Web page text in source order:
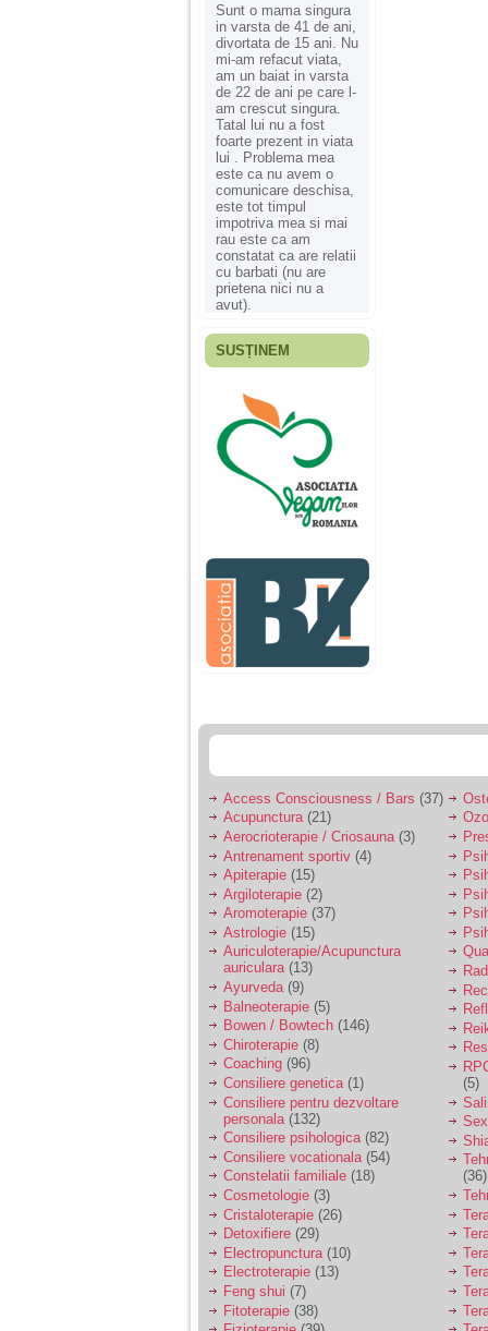
Sunt o mama singura
in varsta de 41 de ani,
divortata de 15 ani. Nu
mi-am refacut viata,
am un baiat in varsta
de 22 de ani pe care l-
am crescut singura.
Tatal lui nu a fost
foarte prezent in viata
lui . Problema mea
este ca nu avem o
comunicare deschisa,
este tot timpul
impotriva mea si mai
rau este ca am
constatat ca are relatii
cu barbati (nu are
prietena nici nu a
avut).
Fiica mea s-a nascut
ani, privind in urma
realizez cat de multe
greseli am facut in
educatia si cresterea
ei, am fost o mama
egoista, preocupata
de implinirea
profesionala, cand ea
era mica am neglijat-
agresiva, orice
greseala era taxata cu
o palma sau pedepse.
De 4 ani am o relatie
serioasa cu un barbat
sa se manifeste o
Ma aflu aici pentru ca
vreau sa stiu daca am
nevoie de un psiholog
sau psihiatru.
Sunt casatorita, am
31 de ani si un copil in
varsta de 2 ani care
mi-e lumina ochilor.
De ceva timp simt ca
mi s-a adunat
oboseala, o oboseala
cronica de care nu pot
scapa si simt ca din
cauza ei nu pot
controla nervii si
cateodata are copilul
de suferit.
Am o bariera peste
care nu pot trece:
prietena mea a ramas
insarcinata cu o fata.
Am fost de comun
acord sa facem un
copil, cu gandul ca e
baiat.
SUSȚINEM
Access Consciousness / Bars (37)
Acupunctura(21)
Aerocrioterapie / Criosauna (3)
Antrenament sportiv (4)
Apiterapie (15)
Argiloterapie (2)
Aromoterapie (37)
Astrologie (15)
Auriculoterapie/Acupunctura
auriculara(13)
Ayurveda(9)
Balneoterapie (5)
Bowen / Bowtech (146)
Chiroterapie (8)
Coaching (96)
Consiliere genetica(1)
Consiliere pentru dezvoltare
personala (132)
Consiliere psihologica(82)
Consiliere vocationala (54)
Constelatii familiale (18)
Cosmetologie (3)
Cristaloterapie (26)
Detoxifiere (29)
Electropunctura (10)
Electroterapie (13)
Feng shui (7)
Fitoterapie (38)
(5)
(36)